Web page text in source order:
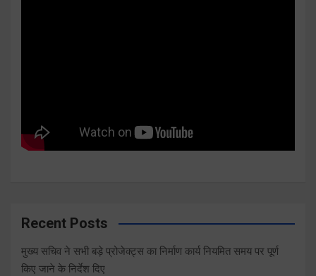
Recent Posts
मुख्य सचिव ने सभी बड़े प्रोजेक्ट्स का निर्माण कार्य नियमित समय पर पूर्ण
किए जाने के निर्देश दिए